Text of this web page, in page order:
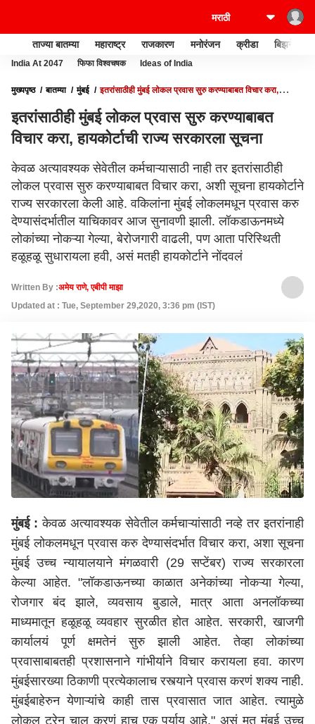
ताज्या बातम्या महाराष्ट्र राजकारण मनोरंजन क्रीडा बिझनेस
India At 2047 फिफा विश्वचषक Ideas of India
मुख्यपृष्ठ बातम्या मुंबई
इतरांसाठीही मुंबई लोकल प्रवास सुरु करण्याबाबत विचार करा,
इतरांसाठीही मुंबई लोकल प्रवास सुरु करण्याबाबत
विचार करा, हायकोर्टाची राज्य सरकारला सूचना
केवळ अत्यावश्यक सेवेतील कर्मचाऱ्यासाठी नाही तर इतरांसाठीही
लोकल प्रवास सुरु करण्याबाबत विचार करा, अशी सूचना हायकोर्टाने
राज्य सरकारला केली आहे. वकिलांना मुंबई लोकलमधून प्रवास करु
देण्यासंदर्भातील याचिकावर आज सुनावणी झाली. लॉकडाऊनमध्ये
लोकांच्या नोकऱ्या गेल्या, बेरोजगारी वाढली, पण आता परिस्थिती
हळूहळू सुधारायला हवी, असं मतही हायकोर्टाने नोंदवलं
Written By :अमेय राणे, एबीपी माझा
Updated at : Tue, September 29,2020, 3:36 pm (IST)
मुंबई : केवळ अत्यावश्यक सेवेतील कर्मचाऱ्यांसाठी नव्हे तर इतरांनाही
मुंबई लोकलमधून प्रवास करु देण्यासंदर्भात विचार करा, अशा सूचना
मुंबई उच्च न्यायालयाने मंगळवारी (29 सप्टेंबर) राज्य सरकारला
केल्या आहेत. "लॉकडाऊनच्या काळात अनेकांच्या नोकऱ्या गेल्या,
रोजगार बंद झाले, व्यवसाय बुडाले, मात्र आता अनलॉकच्या
माध्यमातून हळूहळू व्यवहार सुरळीत होत आहेत. सरकारी, खाजगी
कार्यालयं पूर्ण क्षमतेनं सुरु झाली आहेत. तेव्हा लोकांच्या
प्रवासाबाबतही प्रशासनाने गांभीर्याने विचार करायला हवा. कारण
मुंबईसारख्या ठिकाणी प्रत्येकालाच रस्त्याने प्रवास करणं शक्य नाही.
मुंबईबाहेरुन येणाऱ्यांचे काही तास प्रवासात जात आहेत. त्यामुळे
लोकल ट्रेन चालू करणं हाच एक पर्याय आहे," असं मत मुंबई उच्च